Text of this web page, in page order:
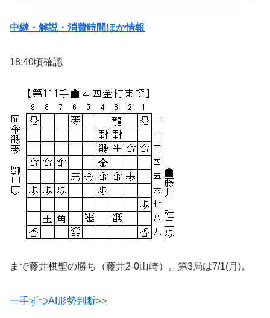
中継・解説・消費時間ほか情報
18:40頃確認
まで藤井棋聖の勝ち（藤井2-0山崎）。第3局は7/1(月)。
一手ずつAI形勢判断>>